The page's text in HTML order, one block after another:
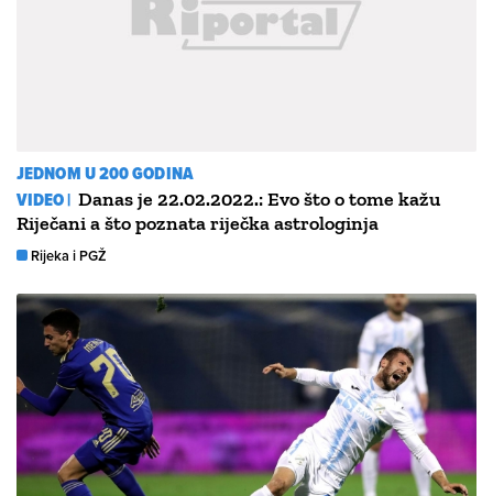
JEDNOM U 200 GODINA
VIDEO | Danas je 22.02.2022.: Evo što o tome kažu
Riječani a što poznata riječka astrologinja
Rijeka i PGŽ